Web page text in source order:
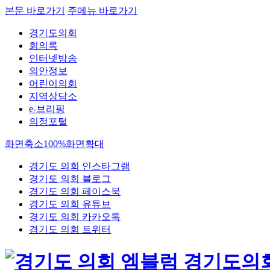
본문 바로가기 주메뉴 바로가기
경기도의회
회의록
인터넷방송
의안정보
어린이의회
지역상담소
e-브리핑
의정포털
화면축소100%화면확대
경기도 의회 인스타그램
경기도 의회 블로그
경기도 의회 페이스북
경기도 의회 유튜브
경기도 의회 카카오톡
경기도 의회 트위터
경기도의